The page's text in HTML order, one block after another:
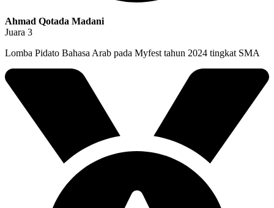
Ahmad Qotada Madani
Juara 3
Lomba Pidato Bahasa Arab pada Myfest tahun 2024 tingkat SMA